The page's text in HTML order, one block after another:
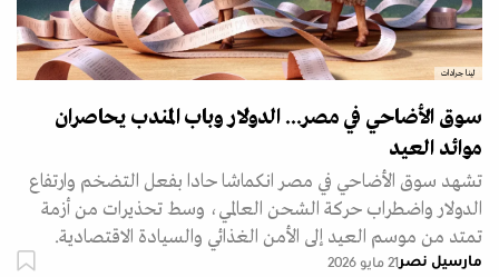
لينا جرادات
سوق الأضاحي في مصر... الدولار وباب المندب يحاصران
موائد العيد
تشهد سوق الأضاحي في مصر انكماشا حادا بفعل التضخم وارتفاع
الدولار واضطراب حركة الشحن العالمي، وسط تحذيرات من أزمة
تمتد من موسم العيد إلى الأمن الغذائي والسيادة الاقتصادية.
مارسيل نصر 21 مايو 2026